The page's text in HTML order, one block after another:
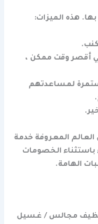
هذه الميزات:
أقصر وقت ممكن ،
لمساعدتهم
المعروفة خدمة
الخصومات
الهامة.
مجالس / غسيل